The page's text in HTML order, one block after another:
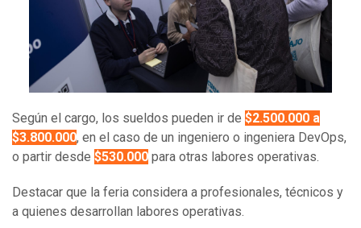
Según el cargo, los sueldos pueden ir de $2.500.000 a
$3.800.000, en el caso de un ingeniero o ingeniera DevOps,
o partir desde $530.000 para otras labores operativas.
Destacar que la feria considera a profesionales, técnicos y
a quienes desarrollan labores operativas.